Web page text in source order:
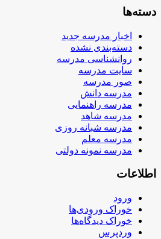
دسته‌ها
اخبار مدرسه جدید
دسته‌بندی نشده
روانشناسی مدرسه
سایت مدرسه
صور مدرسه
مدرسه دانش
مدرسه راهنمایی
مدرسه شاهد
مدرسه شبانه روزی
مدرسه معلم
مدرسه نمونه دولتی
اطلاعات
ورود
خوراک ورودی‌ها
خوراک دیدگاه‌ها
وردپرس